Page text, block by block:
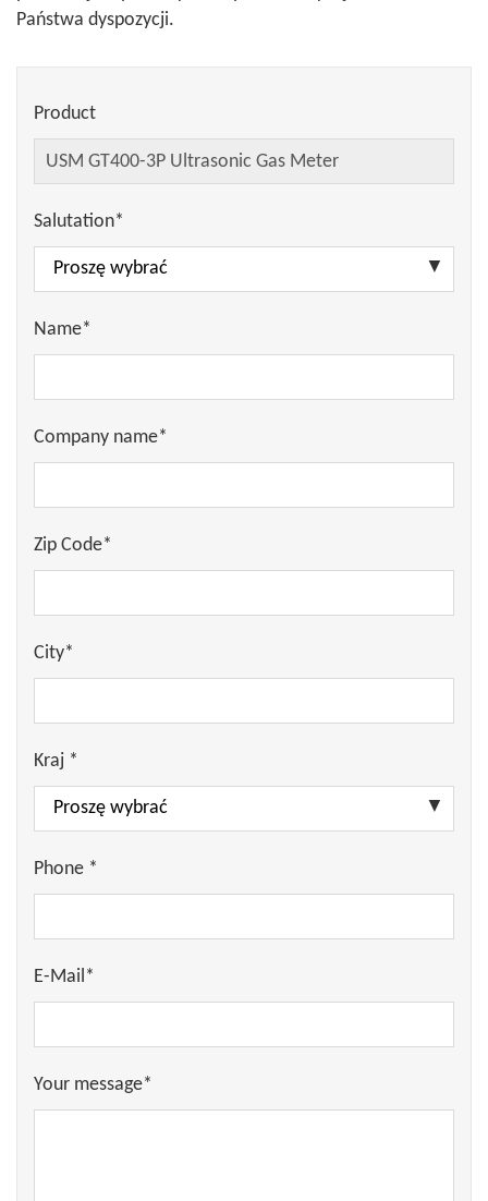
Państwa dyspozycji.
Product
Salutation*
Name*
Company name*
Zip Code*
City*
Kraj *
Phone *
E-Mail*
Your message*